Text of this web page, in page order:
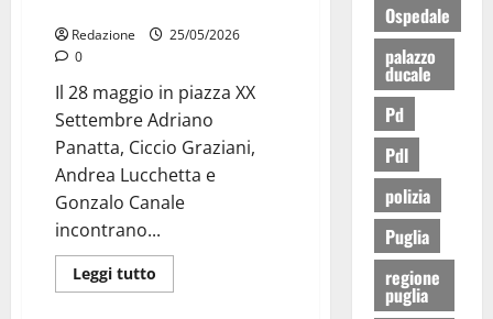
Redazione
25/05/2026
0
Il 28 maggio in piazza XX
Settembre Adriano
Panatta, Ciccio Graziani,
Andrea Lucchetta e
Gonzalo Canale
incontrano...
Leggi tutto
Ospedale
palazzo
ducale
Pd
Pdl
polizia
Puglia
regione
puglia